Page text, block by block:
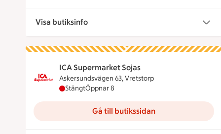
Visa butiksinfo
ICA Supermarket Sojas
Askersundsvägen 63, Vretstorp
ICA Supermarket Sojas har stängt, öppnar
StängtÖppnar 8
Gå till butikssidan